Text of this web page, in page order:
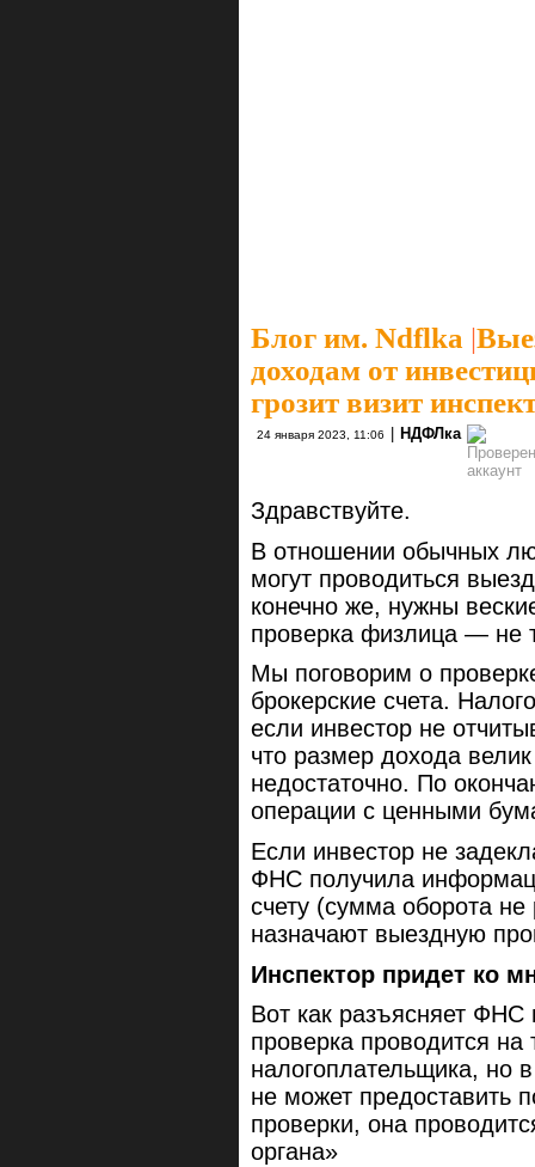
Блог им. Ndflka |
доходам от
грозит визит
24 января 2023, 11:06 НДФЛка
Здравствуйте.
В отношении обычных
могут проводиться
конечно же, нужны
проверка физлица — не
Мы поговорим о
брокерские счета.
если инвестор не
что размер дохода
недостаточно. По
операции с ценными
Если инвестор не
ФНС получила
счету (сумма оборота
назначают выездную
Инспектор придет ко
Вот как разъясняет ФНС
проверка проводится
налогоплательщика, но
не может предоставить
проверки, она
органа»